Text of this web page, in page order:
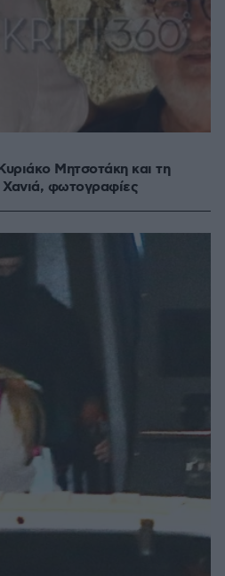
Μητσοτάκη και τη
φωτογραφίες